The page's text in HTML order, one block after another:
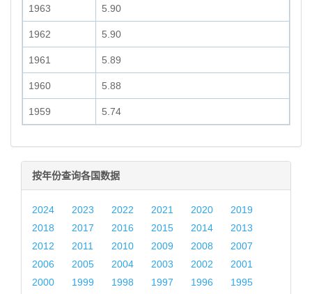
1963 5.90
1962 5.90
1961 5.89
1960 5.88
1959 5.74
按年份查询各国数据
2024 2023 2022 2021 2020
2019
2018
2017 2016 2015 2014
2013
2012
2011 2010 2009 2008
2007
2006
2005 2004 2003 2002
2001
2000
1999 1998 1997 1996
1995